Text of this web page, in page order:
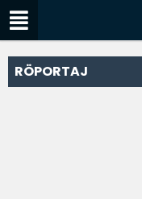
RÖPORTAJ